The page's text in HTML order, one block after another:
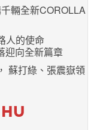
輛全新COROLLA
人的使命
迎向全新篇章
蘇打綠、張震嶽領